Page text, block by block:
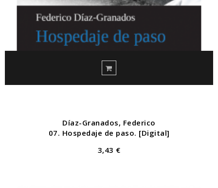
Díaz-Granados, Federico
07. Hospedaje de paso. [Digital]
3,43 €